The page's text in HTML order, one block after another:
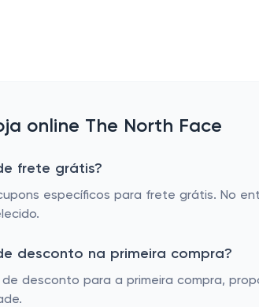
online The North Face
frete grátis?
específicos para frete grátis. No
desconto na primeira compra?
desconto para a primeira compra,